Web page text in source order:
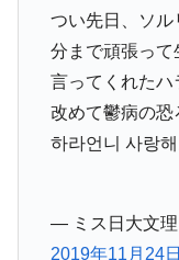
つい先日、ソル
分まで頑張って
言ってくれたハ
改めて鬱病の恐
하라언니 사랑
— ミス日大文理
2019年11月24日